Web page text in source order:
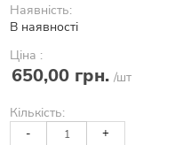
Наявність:
В наявності
Ціна :
650,00 грн. /шт
Кількість:
- +